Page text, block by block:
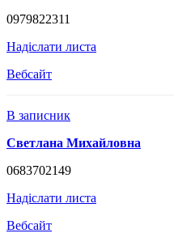
0979822311
Надіслати листа
Вебсайт
В записник
Светлана Михайловна
0683702149
Надіслати листа
Вебсайт